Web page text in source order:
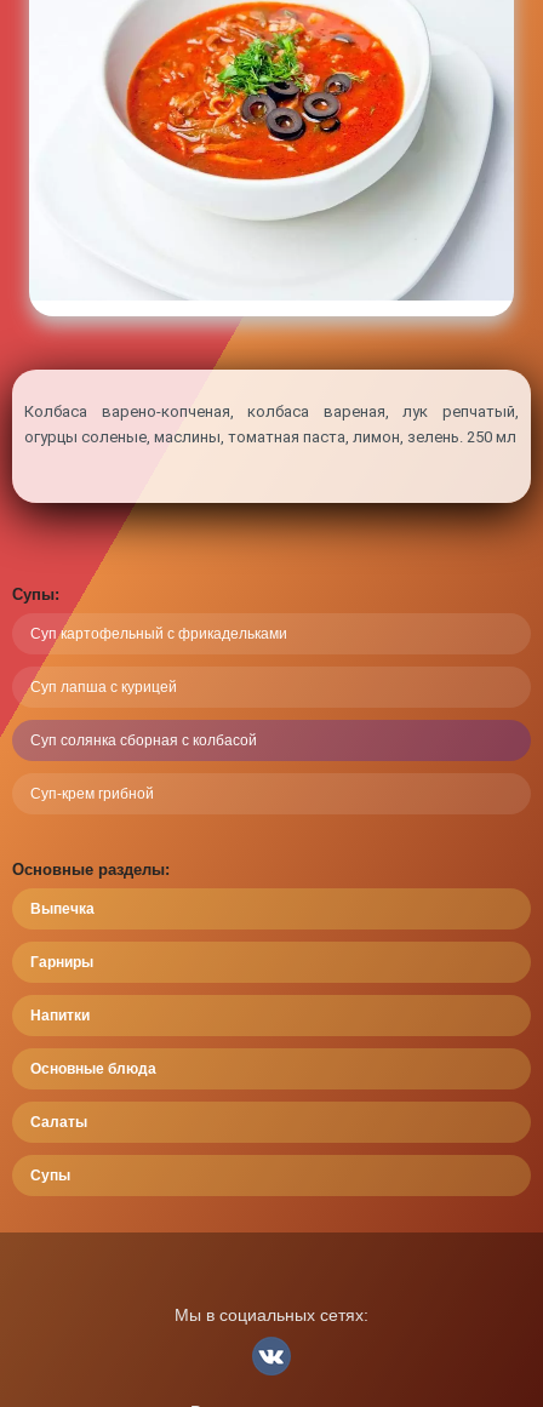
Колбаса варено-копченая, колбаса вареная, лук репчатый,
огурцы соленые, маслины, томатная паста, лимон, зелень. 250 мл
Супы:
Суп картофельный с фрикадельками
Суп лапша с курицей
Суп солянка сборная с колбасой
Суп-крем грибной
Основные разделы:
Выпечка
Гарниры
Напитки
Основные блюда
Салаты
Супы
Мы в социальных сетях:
Панель управления